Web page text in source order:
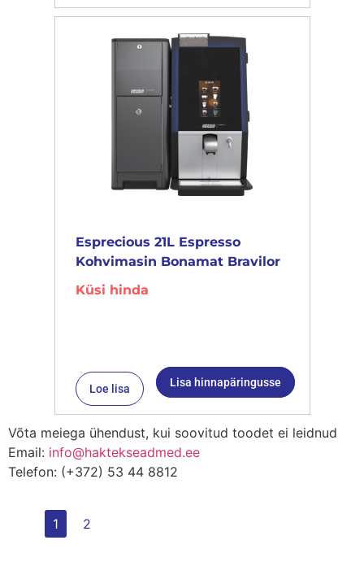
Esprecious 21L Espresso
Kohvimasin Bonamat Bravilor
Küsi hinda
Loe lisa Lisa hinnapäringusse
Võta meiega ühendust, kui soovitud toodet ei leidnud
Email: info@haktekseadmed.ee
Telefon: (+372) 53 44 8812
1 2